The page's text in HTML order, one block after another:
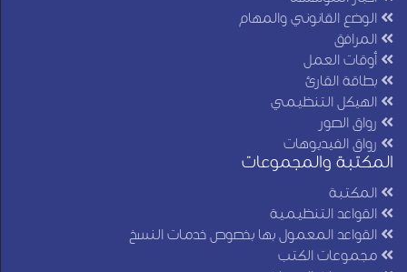
الوضع القانوني والمهام
المرافق
أوقات العمل
بطاقة القارئ
الهيكل التنظيمي
رواق الصور
رواق الفيديوهات
المكتبة والمجموعات
المكتبة
القواعد التنظيمية
القواعد المعمول بها بخصوص خدمات النسخ
مجموعات الكتب